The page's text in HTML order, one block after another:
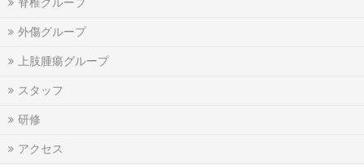
外傷グループ
上肢腫瘍グループ
スタッフ
研修
アクセス